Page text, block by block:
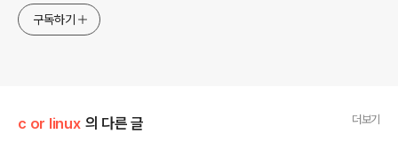
구독하기
c or linux 의 다른 글 더보기